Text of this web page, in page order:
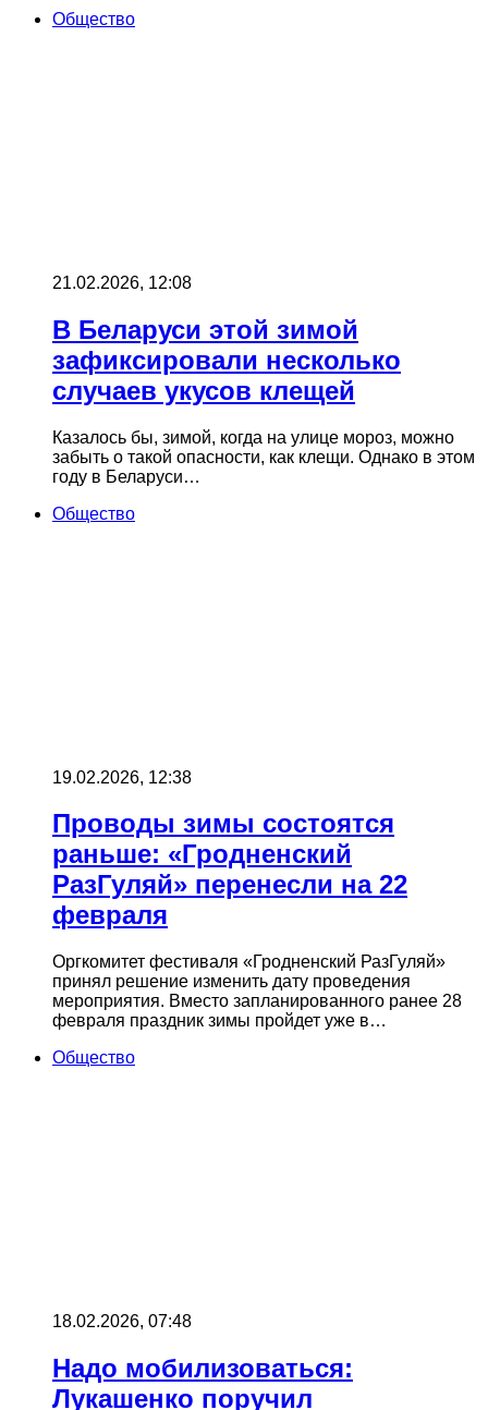
Общество
21.02.2026, 12:08
В Беларуси этой зимой
зафиксировали несколько
случаев укусов клещей
Казалось бы, зимой, когда на улице мороз, можно
забыть о такой опасности, как клещи. Однако в этом
году в Беларуси…
Общество
19.02.2026, 12:38
Проводы зимы состоятся
раньше: «Гродненский
РазГуляй» перенесли на 22
февраля
Оргкомитет фестиваля «Гродненский РазГуляй»
принял решение изменить дату проведения
мероприятия. Вместо запланированного ранее 28
февраля праздник зимы пройдет уже в…
Общество
18.02.2026, 07:48
Надо мобилизоваться:
Лукашенко поручил